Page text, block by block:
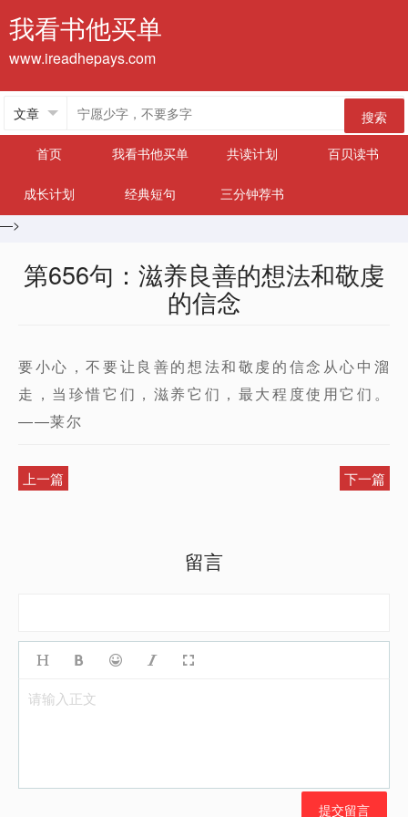
我看书他买单
www.ireadhepays.com
搜索
首页
我看书他买单 共读计划 百贝读书
成长计划 经典短句
三分钟荐书
—>
第656句：滋养良善的想法和敬虔
的信念
要小心，不要让良善的想法和敬虔的信念从心中溜
走，当珍惜它们，滋养它们，最大程度使用它们。
——莱尔
上一篇 下一篇
留言
请输入正文
提交留言